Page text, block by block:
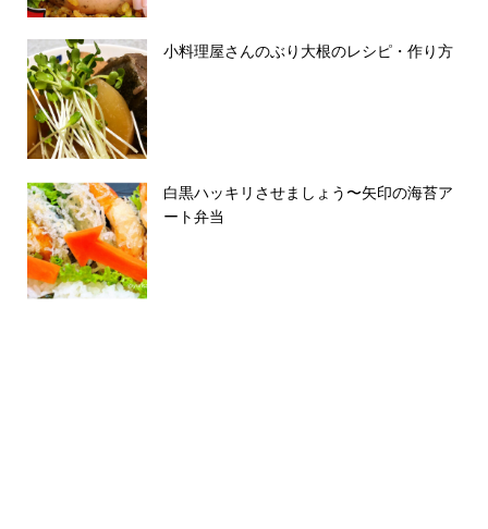
小料理屋さんのぶり大根のレシピ・作り方
白黒ハッキリさせましょう〜矢印の海苔ア
ート弁当